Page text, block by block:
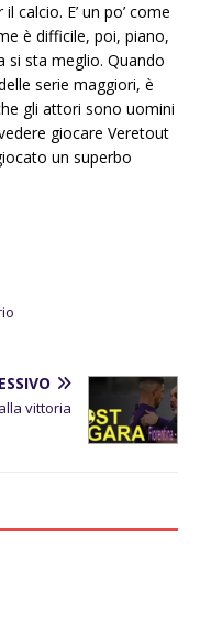
calcio. E’ un po’ come
è difficile, poi, piano,
si sta meglio. Quando
serie maggiori, è
gli attori sono uomini
giocare Veretout
un superbo
vittoria